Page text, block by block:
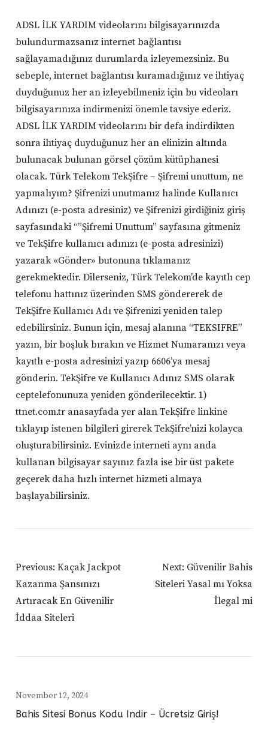
ADSL İLK YARDIM videolarını bilgisayarınızda
bulundurmazsanız internet bağlantısı
sağlayamadığınız durumlarda izleyemezsiniz. Bu
sebeple, internet bağlantısı kuramadığınız ve ihtiyaç
duyduğunuz her an izleyebilmeniz için bu videoları
bilgisayarınıza indirmenizi önemle tavsiye ederiz.
ADSL İLK YARDIM videolarını bir defa indirdikten
sonra ihtiyaç duyduğunuz her an elinizin altında
bulunacak bulunan görsel çözüm kütüphanesi
olacak. Türk Telekom TekŞifre – Şifremi unuttum, ne
yapmalıyım? Şifrenizi unutmanız halinde Kullanıcı
Adınızı (e-posta adresiniz) ve Şifrenizi girdiğiniz giriş
sayfasındaki “”Şifremi Unuttum” sayfasına gitmeniz
ve TekŞifre kullanıcı adınızı (e-posta adresinizi)
yazarak «Gönder» butonuna tıklamanız
gerekmektedir. Dilerseniz, Türk Telekom’de kayıtlı cep
telefonu hattınız üzerinden SMS göndererek de
TekŞifre Kullanıcı Adı ve Şifrenizi yeniden talep
edebilirsiniz. Bunun için, mesaj alanına “TEKSIFRE”
yazın, bir boşluk bırakın ve Hizmet Numaranızı veya
kayıtlı e-posta adresinizi yazıp 6606’ya mesaj
gönderin. TekŞifre ve Kullanıcı Adınız SMS olarak
ceptelefonunuza yeniden gönderilecektir. 1)
ttnet.com.tr anasayfada yer alan TekŞifre linkine
tıklayıp istenen bilgileri girerek TekŞifre’nizi kolayca
oluşturabilirsiniz. Evinizde interneti aynı anda
kullanan bilgisayar sayınız fazla ise bir üst pakete
geçerek daha hızlı internet hizmeti almaya
başlayabilirsiniz.
Post
Navigation
Previous: Kaçak Jackpot
Kazanma Şansınızı
Artıracak En Güvenilir
İddaa Siteleri
Next: Güvenilir Bahis
Siteleri Yasal mı Yoksa
İlegal mi
November 12, 2024
Bahis Sitesi Bonus Kodu Indir – Ücretsiz Giriş!